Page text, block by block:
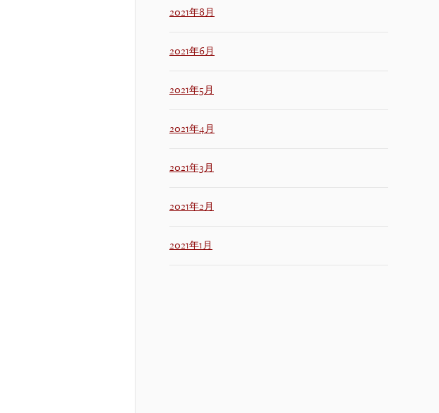
2021年8月
2021年6月
2021年5月
2021年4月
2021年3月
2021年2月
2021年1月